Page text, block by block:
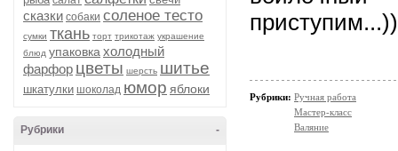
сказки собаки соленое тесто
сумки ткань торт трикотаж украшение
блюд упаковка холодный
фарфор цветы шерсть шитье
шкатулки шоколад юмор яблоки
-
Рубрики
Рубрики: Ручная работа
Мастер-класс
Валяние